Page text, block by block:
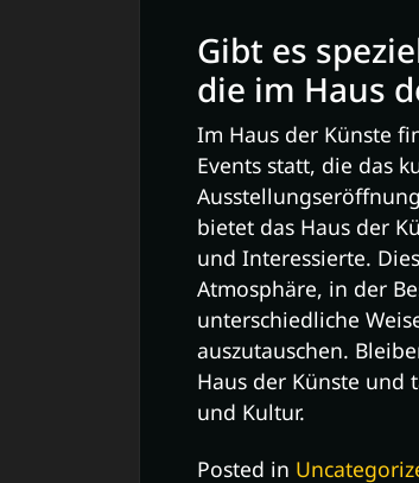
Gibt es
die im Haus
Im Haus der Künste
Events statt, die das
bietet das Haus der
und Interessierte.
Atmosphäre, in der
unterschiedliche
auszutauschen.
Haus der Künste und
und Kultur.
Posted in